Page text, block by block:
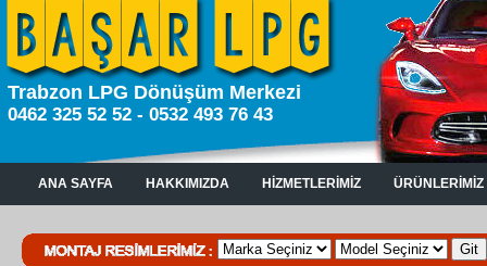
Trabzon LPG Dönüşüm Merkezi
0462 325 52 52 - 0532 493 76 43
ANA SAYFA HAKKIMIZDA HİZMETLERİMİZ ÜRÜNLERİMİZ